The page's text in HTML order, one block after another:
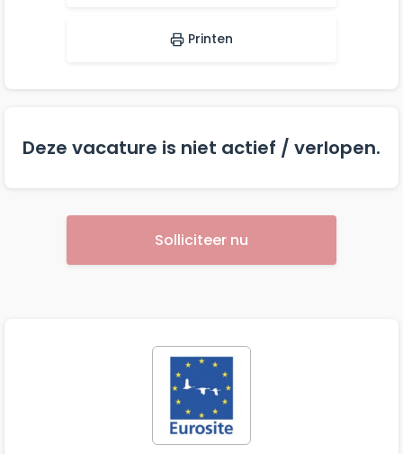
Printen
Deze vacature is niet actief / verlopen.
Solliciteer nu